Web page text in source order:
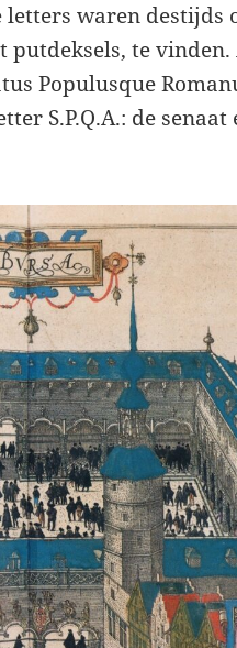
waren destijds
te vinden.
Populusque
S.P.Q.A.: de